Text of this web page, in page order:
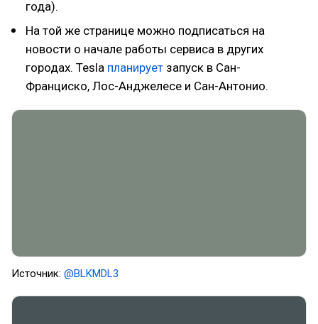
года).
На той же странице можно подписаться на
новости о начале работы сервиса в других
городах. Tesla планирует запуск в Сан-
Франциско, Лос-Анджелесе и Сан-Антонио.
Источник: @BLKMDL3